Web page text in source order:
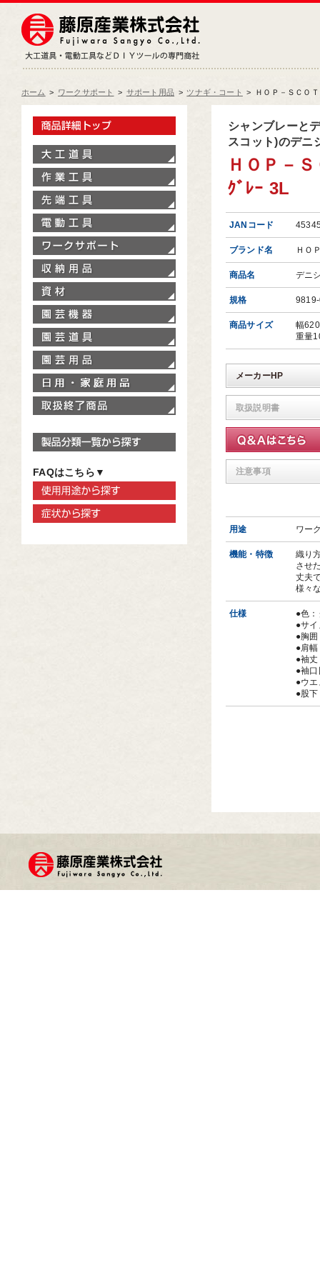
ホーム > ワークサポート > サポート用品 > ツナギ・コート > ＨＯＰ－ＳＣＯ
シャンブレーと
スコット)のデニ
ＨＯＰ－
ｸﾞﾚｰ 3L
JANコード
ブランド名 ＨＯ
商品名 デニ
規格
商品サイズ
幅
重量
メーカーHP
取扱説明書
注意事項
用途 ワー
機能・特徴
織り
させ
丈夫
様々
仕様
●色
●サ
●胸
●肩
●袖
●袖
●ウ
●股
製品情報トップ
製品分類一覧から探す
FAQはこちら▼